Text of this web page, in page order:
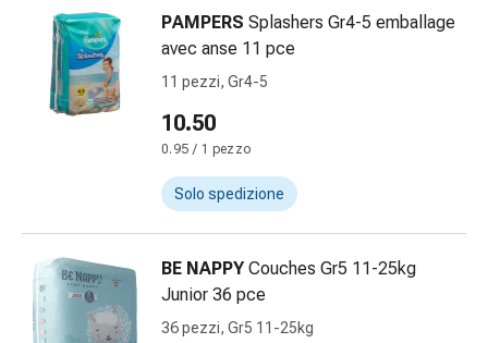
unghie
piedi
Trattamento
delle
cicatrici
Pelle
patologica
Pelle
impura
PAMPERS Splashers Gr4-5 emballage
avec anse 11 pce
11 pezzi, Gr4-5
10.50
0.95 / 1 pezzo
Solo spedizione
BE NAPPY Couches Gr5 11-25kg
Junior 36 pce
36 pezzi, Gr5 11-25kg